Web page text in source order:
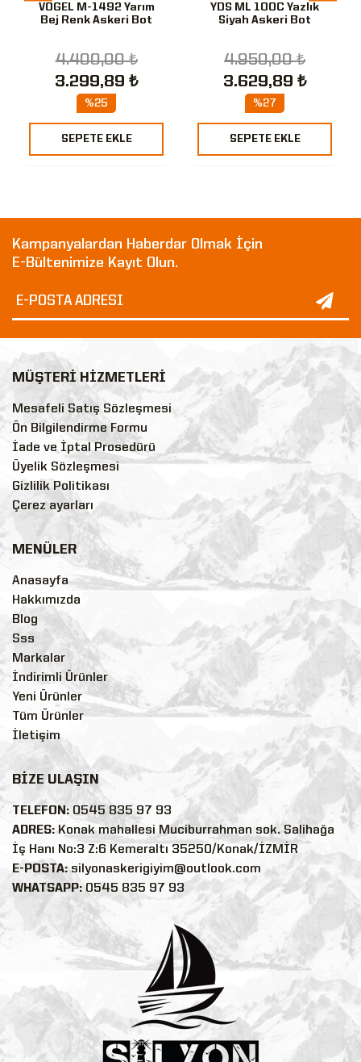
VOGEL M-1492 Yarım
Bej Renk Askeri Bot
4.400,00 ₺
3.299,89 ₺
%25
SEPETE EKLE
YDS ML 100C Yazlık
Siyah Askeri Bot
4.950,00 ₺
3.629,89 ₺
%27
SEPETE EKLE
Kampanyalardan Haberdar Olmak İçin
E-Bültenimize Kayıt Olun.
MÜŞTERİ HİZMETLERİ
Mesafeli Satış Sözleşmesi
Ön Bilgilendirme Formu
İade ve İptal Prosedürü
Üyelik Sözleşmesi
Gizlilik Politikası
Çerez ayarları
MENÜLER
Anasayfa
Hakkımızda
Blog
Sss
Markalar
İndirimli Ürünler
Yeni Ürünler
Tüm Ürünler
İletişim
BİZE ULAŞIN
TELEFON: 0545 835 97 93
ADRES:Konak mahallesi Muciburrahman sok. Salihağa
İş Hanı No:3 Z:6 Kemeraltı 35250/Konak/İZMİR
E-POSTA: silyonaskerigiyim@outlook.com
WHATSAPP: 0545 835 97 93